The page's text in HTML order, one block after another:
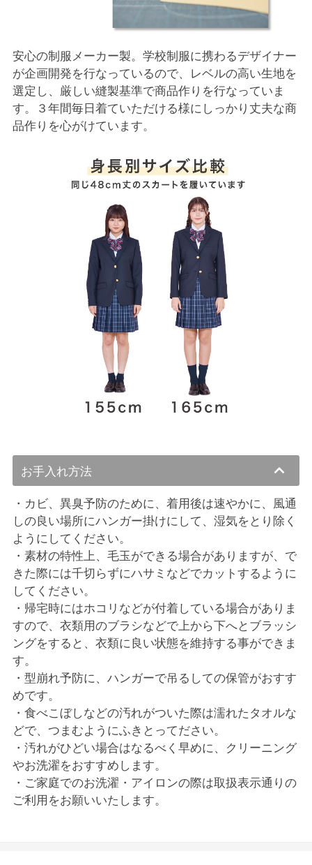
安心の制服メーカー製。学校制服に携わるデザイナー
が企画開発を行なっているので、レベルの高い生地を
選定し、厳しい縫製基準で商品作りを行なっていま
す。３年間毎日着ていただける様にしっかり丈夫な商
品作りを心がけています。
お手入れ方法
・カビ、異臭予防のために、着用後は速やかに、風通
しの良い場所にハンガー掛けにして、湿気をとり除く
ようにしてください。
・素材の特性上、毛玉ができる場合がありますが、で
きた際には千切らずにハサミなどでカットするように
してください。
・帰宅時にはホコリなどが付着している場合がありま
すので、衣類用のブラシなどで上から下へとブラッシ
ングをすると、衣類に良い状態を維持する事ができま
す。
・型崩れ予防に、ハンガーで吊るしての保管がおすす
めです。
・食べこぼしなどの汚れがついた際は濡れたタオルな
どで、つまむようにふきとってださい。
・汚れがひどい場合はなるべく早めに、クリーニング
やお洗濯をおすすめします。
・ご家庭でのお洗濯・アイロンの際は取扱表示通りの
ご利用をお願いいたします。